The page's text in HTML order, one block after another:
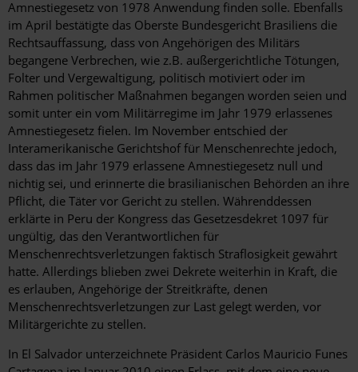
Amnestiegesetz von 1978 Anwendung finden solle. Ebenfalls
im April bestätigte das Oberste Bundesgericht Brasiliens die
Rechtsauffassung, dass von Angehörigen des Militärs
begangene Verbrechen, wie z.B. außergerichtliche Tötungen,
Folter und Vergewaltigung, politisch motiviert oder im
Rahmen politischer Maßnahmen begangen worden seien und
somit unter ein vom Militärregime im Jahr 1979 erlassenes
Amnestiegesetz fielen. Im November entschied der
Interamerikanische Gerichtshof für Menschenrechte jedoch,
dass das im Jahr 1979 erlassene Amnestiegesetz null und
nichtig sei, und erinnerte die brasilianischen Behörden an ihre
Pflicht, die Täter vor Gericht zu stellen. Währenddessen
erklärte in Peru der Kongress das Gesetzesdekret 1097 für
ungültig, das den Verantwortlichen für
Menschenrechtsverletzungen faktisch Straflosigkeit gewährt
hatte. Allerdings blieben zwei Dekrete weiterhin in Kraft, die
es erlauben, Angehörige der Streitkräfte, denen
Menschenrechtsverletzungen zur Last gelegt werden, vor
Militärgerichte zu stellen.
In El Salvador unterzeichnete Präsident Carlos Mauricio Funes